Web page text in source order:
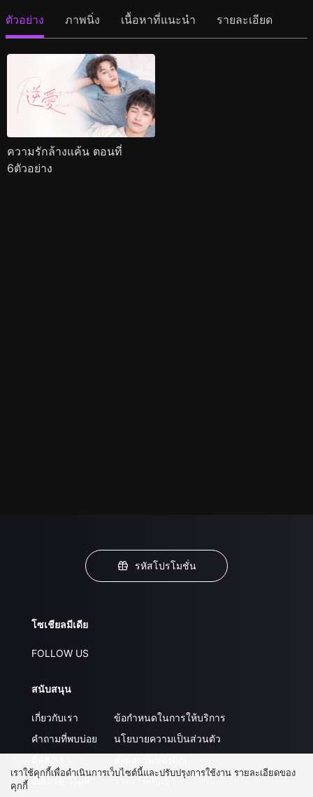
ตัวอย่าง ภาพนิ่ง เนื้อหาที่แนะนำ รายละเอียด
ความรักล้างแค้น ตอนที่
6ตัวอย่าง
รหัสโปรโมชั่น
โซเชียลมีเดีย
FOLLOW US
สนับสนุน
เกี่ยวกับเรา
คำถามที่พบบ่อย
อัปเกรด วีไอพี
ข้อกำหนดในการให้บริการ
นโยบายความเป็นส่วนตัว
เราใช้คุกกี้เพื่อดำเนินการเว็บไซต์นี้และปรับปรุงการใช้งาน รายละเอียดของ
คุกกี้